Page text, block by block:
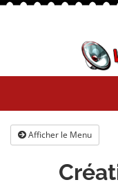
Afficher le Menu